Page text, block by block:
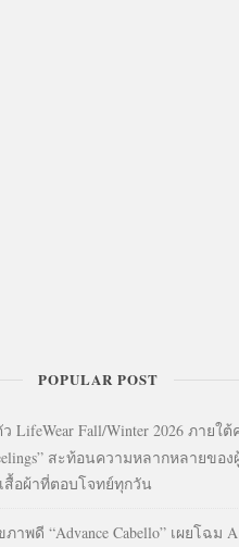
POPULAR POST
LifeWear Fall/Winter 2026 ภายใ
สะท้อนความหลากหลายขอ
สื้อผ้าที่ตอบโจทย์ทุกวัน
าพดี “Advance Cabello” เผยโฉม